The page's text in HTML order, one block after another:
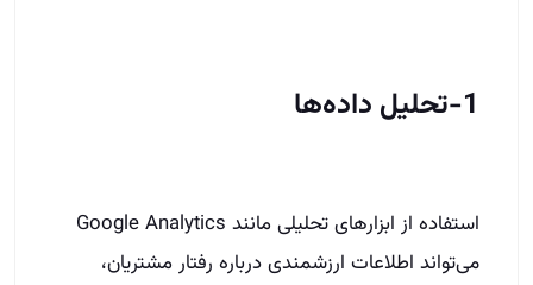
1-تحلیل داده‌ها
استفاده از ابزارهای تحلیلی مانند Google Analytics
می‌تواند اطلاعات ارزشمندی درباره رفتار مشتریان،